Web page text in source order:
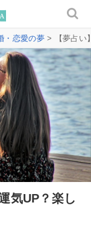
・恋愛の夢> 【夢占い
気UP？楽し